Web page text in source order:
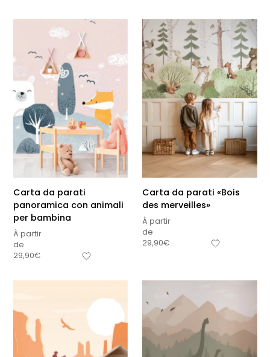
Carta da parati
panoramica con animali
per bambina
À partir
de
29,90€
Carta da parati «Bois
des merveilles»
À partir
de
29,90€